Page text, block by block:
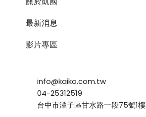
最新消息
影片專區
info@kaiko.com.tw
04-25312519
台中市潭子區甘水路一段75號1樓